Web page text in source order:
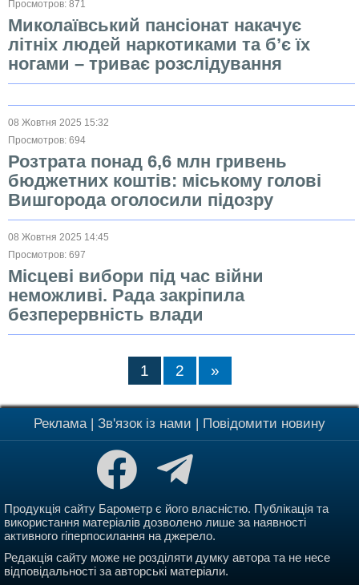
Просмотров: 871
Миколаївський пансіонат накачує
літніх людей наркотиками та б’є їх
ногами – триває розслідування
08 Жовтня 2025 15:32
Просмотров: 694
Розтрата понад 6,6 млн гривень
бюджетних коштів: міському голові
Вишгорода оголосили підозру
08 Жовтня 2025 14:45
Просмотров: 697
Місцеві вибори під час війни
неможливі. Рада закріпила
безперервність влади
1 2 »
Реклама| Зв'язок із нами | Повідомити новину
Продукція сайту Барометр є його власністю. Публікація та
використання матеріалів дозволено лише за наявності
активного гіперпосилання на джерело.
Редакція сайту може не розділяти думку автора та не несе
відповідальності за авторські матеріали.